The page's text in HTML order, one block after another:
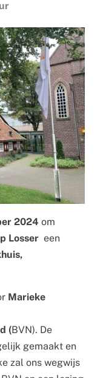
2024 om
Losser een
Marieke
(BVN). De
gemaakt en
zal ons wegwijs